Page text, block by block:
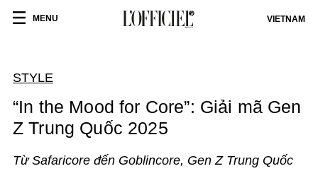
MENU VIETNAM
STYLE
“In the Mood for Core”: Giải mã Gen
Z Trung Quốc 2025
Từ Safaricore đến Goblincore, Gen Z Trung Quốc